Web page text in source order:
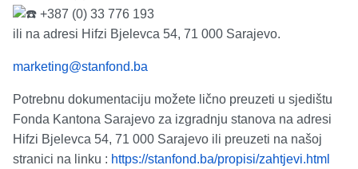
+387 (0) 33 776 193
ili na adresi Hifzi Bjelevca 54, 71 000 Sarajevo.
marketing@stanfond.ba
Potrebnu dokumentaciju možete lično preuzeti u sjedištu
Fonda Kantona Sarajevo za izgradnju stanova na adresi
Hifzi Bjelevca 54, 71 000 Sarajevo ili preuzeti na našoj
stranici na linku : https://stanfond.ba/propisi/zahtjevi.html